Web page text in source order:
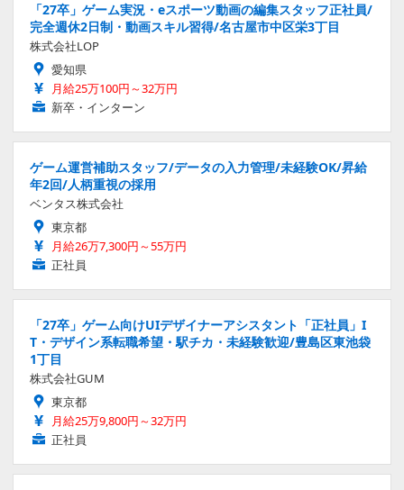
「27卒」ゲーム実況・eスポーツ動画の編集スタッフ正社員/
完全週休2日制・動画スキル習得/名古屋市中区栄3丁目
株式会社LOP
愛知県
月給25万100円～32万円
新卒・インターン
ゲーム運営補助スタッフ/データの入力管理/未経験OK/昇給
年2回/人柄重視の採用
ベンタス株式会社
東京都
月給26万7,300円～55万円
正社員
「27卒」ゲーム向けUIデザイナーアシスタント「正社員」I
T・デザイン系転職希望・駅チカ・未経験歓迎/豊島区東池袋
1丁目
株式会社GUM
東京都
月給25万9,800円～32万円
正社員